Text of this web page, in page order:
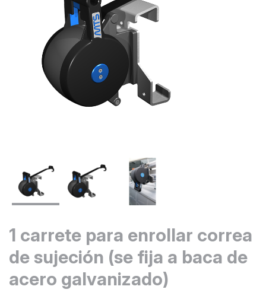
1 carrete para enrollar correa
de sujeción (se fija a baca de
acero galvanizado)